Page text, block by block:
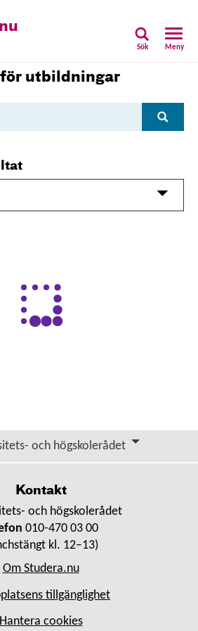
Sök Meny
utbildningar
Sök
och högskolerådet
Kontakt
och högskolerådet
010-470 03 00
kl. 12–13)
Om Studera.nu
tillgänglighet
Hantera cookies